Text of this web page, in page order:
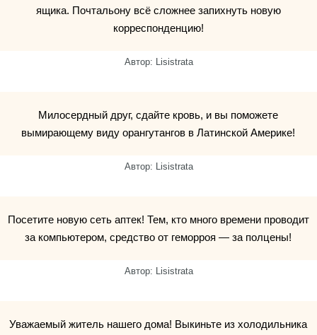
ящика. Почтальону всё сложнее запихнуть новую
корреспонденцию!
Автор: Lisistrata
Милосердный друг, сдайте кровь, и вы поможете
вымирающему виду орангутангов в Латинской Америке!
Автор: Lisistrata
Посетите новую сеть аптек! Тем, кто много времени проводит
за компьютером, средство от геморроя — за полцены!
Автор: Lisistrata
Уважаемый житель нашего дома! Выкиньте из холодильника